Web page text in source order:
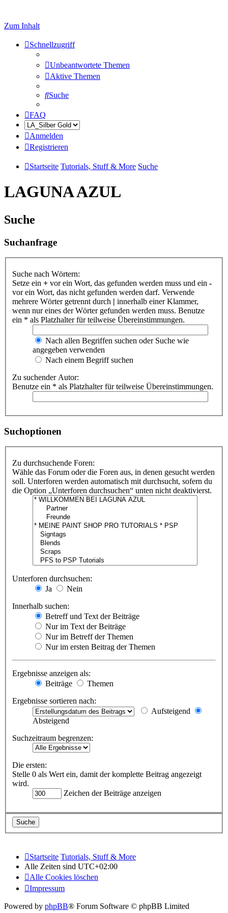
Zum Inhalt
Schnellzugriff
Unbeantwortete Themen
Aktive Themen
Suche
FAQ
Anmelden
Registrieren
Startseite Tutorials, Stuff & More Suche
LAGUNA AZUL
Suche
Suchanfrage
Suche nach Wörtern:
Setze ein + vor ein Wort, das gefunden werden muss und ein -
vor ein Wort, das nicht gefunden werden darf. Verwende
mehrere Wörter getrennt durch | innerhalb einer Klammer,
wenn nur eines der Wörter gefunden werden muss. Benutze
ein * als Platzhalter für teilweise Übereinstimmungen.
Nach allen Begriffen suchen oder Suche wie
angegeben verwenden
Nach einem Begriff suchen
Zu suchender Autor:
Benutze ein * als Platzhalter für teilweise Übereinstimmungen.
Suchoptionen
Zu durchsuchende Foren:
Wähle das Forum oder die Foren aus, in denen gesucht werden
soll. Unterforen werden automatisch mit durchsucht, sofern du
die Option „Unterforen durchsuchen“ unten nicht deaktivierst.
Unterforen durchsuchen:
Ja
Nein
Innerhalb suchen:
Betreff und Text der Beiträge
Nur im Text der Beiträge
Nur im Betreff der Themen
Nur im ersten Beitrag der Themen
Ergebnisse anzeigen als:
Beiträge
Themen
Ergebnisse sortieren nach:
Aufsteigend
Absteigend
Suchzeitraum begrenzen:
Die ersten:
Stelle 0 als Wert ein, damit der komplette Beitrag angezeigt
wird.
Zeichen der Beiträge anzeigen
Startseite Tutorials, Stuff & More
Alle Zeiten sind UTC+02:00
Alle Cookies löschen
Impressum
Powered by phpBB® Forum Software © phpBB Limited